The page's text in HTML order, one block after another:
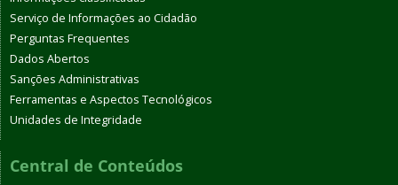
Serviço de Informações ao Cidadão
Perguntas Frequentes
Dados Abertos
Sanções Administrativas
Ferramentas e Aspectos Tecnológicos
Unidades de Integridade
Central de Conteúdos